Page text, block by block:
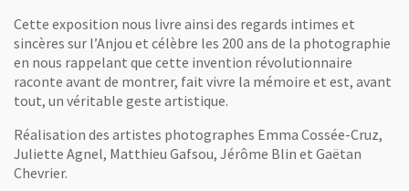
Cette exposition nous livre ainsi des regards intimes et
sincères sur l’Anjou et célèbre les 200 ans de la photographie
en nous rappelant que cette invention révolutionnaire
raconte avant de montrer, fait vivre la mémoire et est, avant
tout, un véritable geste artistique.
Réalisation des artistes photographes Emma Cossée-Cruz,
Juliette Agnel, Matthieu Gafsou, Jérôme Blin et Gaëtan
Chevrier.